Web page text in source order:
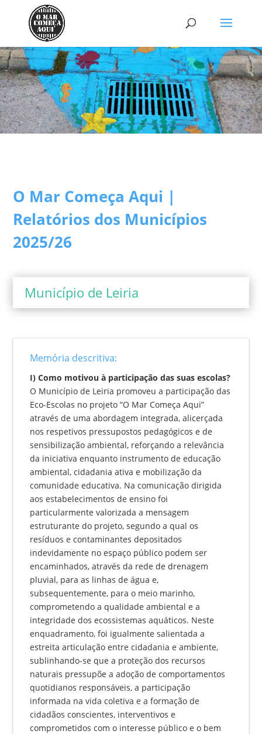
O Mar Começa Aqui |
Relatórios dos Municípios
2025/26
Município de Leiria
Memória descritiva:
I) Como motivou à participação das suas escolas?
O Município de Leiria promoveu a participação das
Eco-Escolas no projeto “O Mar Começa Aqui”
através de uma abordagem integrada, alicerçada
nos respetivos pressupostos pedagógicos e de
sensibilização ambiental, reforçando a relevância
da iniciativa enquanto instrumento de educação
ambiental, cidadania ativa e mobilização da
comunidade educativa. Na comunicação dirigida
aos estabelecimentos de ensino foi
particularmente valorizada a mensagem
estruturante do projeto, segundo a qual os
resíduos e contaminantes depositados
indevidamente no espaço público podem ser
encaminhados, através da rede de drenagem
pluvial, para as linhas de água e,
subsequentemente, para o meio marinho,
comprometendo a qualidade ambiental e a
integridade dos ecossistemas aquáticos. Neste
enquadramento, foi igualmente salientada a
estreita articulação entre cidadania e ambiente,
sublinhando-se que a proteção dos recursos
naturais pressupõe a adoção de comportamentos
quotidianos responsáveis, a participação
informada na vida coletiva e a formação de
cidadãos conscientes, interventivos e
comprometidos com o interesse público e o bem